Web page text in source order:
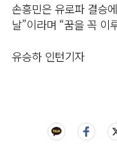
손흥민은 유로파 결승
날”이라며 “꿈을 꼭 이
유승하 인턴기자